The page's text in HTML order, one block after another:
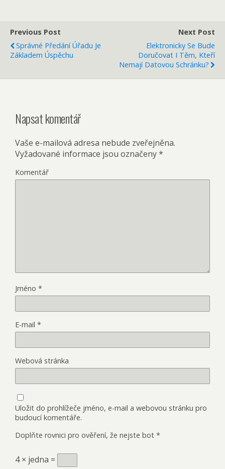
Previous Post
Správné Předání Úřadu Je
Základem Úspěchu
Next Post
Elektronicky Se Bude
Doručovat I Těm, Kteří
Nemají Datovou Schránku?
Napsat komentář
Vaše e-mailová adresa nebude zveřejněna.
Vyžadované informace jsou označeny*
Komentář
Jméno *
E-mail *
Webová stránka
Uložit do prohlížeče jméno, e-mail a webovou stránku pro
budoucí komentáře.
Doplňte rovnici pro ověření, že nejste bot *
4 × jedna =